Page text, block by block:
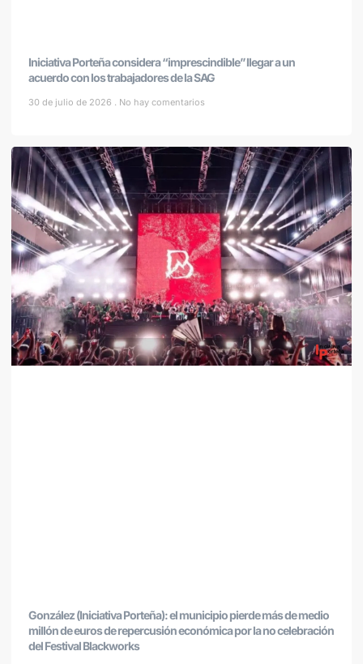
Iniciativa Porteña considera “imprescindible” llegar a un
acuerdo con los trabajadores de la SAG
30 de julio de 2026 No hay comentarios
González (Iniciativa Porteña): el municipio pierde más de medio
millón de euros de repercusión económica por la no celebración
del Festival Blackworks